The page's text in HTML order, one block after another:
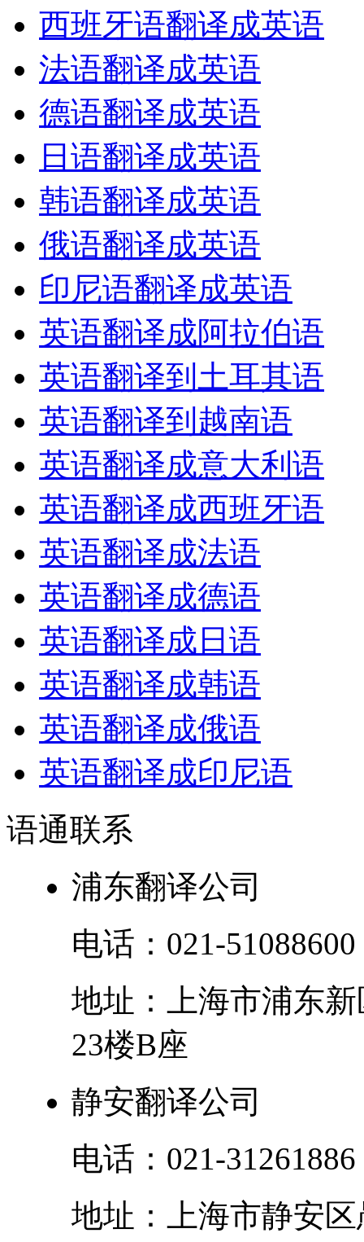
西班牙语翻译成英语
法语翻译成英语
德语翻译成英语
日语翻译成英语
韩语翻译成英语
俄语翻译成英语
印尼语翻译成英语
英语翻译成阿拉伯语
英语翻译到土耳其语
英语翻译到越南语
英语翻译成意大利语
英语翻译成西班牙语
英语翻译成法语
英语翻译成德语
英语翻译成日语
英语翻译成韩语
英语翻译成俄语
英语翻译成印尼语
语通联系
浦东翻译公司
电话： 021-51088600
地址：
上海市浦东新
23楼B座
静安翻译公司
电话： 021-31261886
地址：
上海市静安区